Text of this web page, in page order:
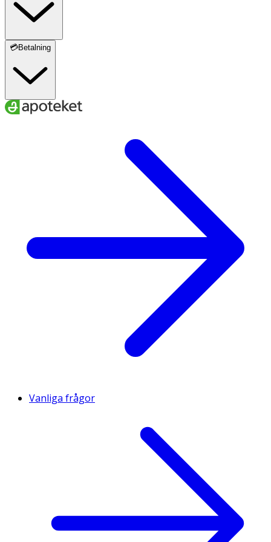
💳Betalning
Vanliga frågor